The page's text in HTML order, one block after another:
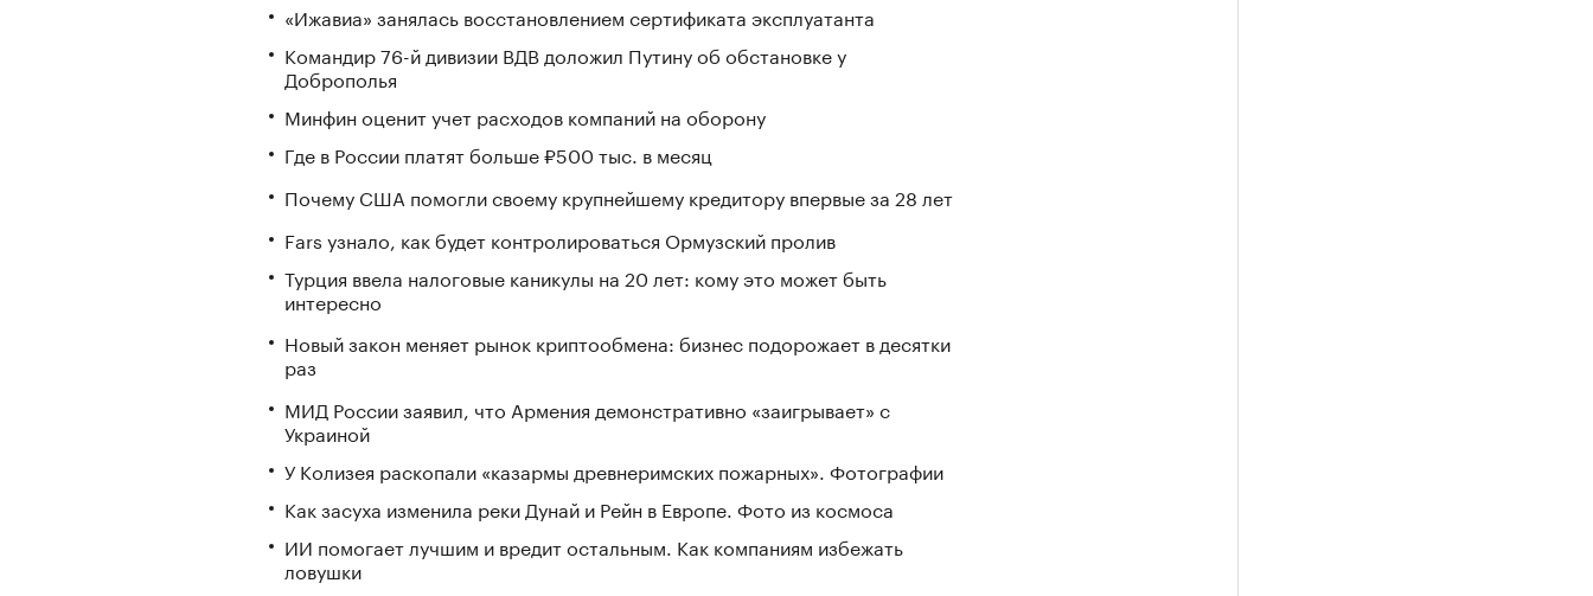
«Ижавиа» занялась восстановлением сертификата эксплуатанта
Командир 76-й дивизии ВДВ доложил Путину об обстановке у
Доброполья
Минфин оценит учет расходов компаний на оборону
Где в России платят больше ₽500 тыс. в месяц
Почему США помогли своему крупнейшему кредитору впервые за 28 лет
Fars узнало, как будет контролироваться Ормузский пролив
Турция ввела налоговые каникулы на 20 лет: кому это может быть
интересно
Новый закон меняет рынок криптообмена: бизнес подорожает в десятки
раз
МИД России заявил, что Армения демонстративно «заигрывает» с
Украиной
У Колизея раскопали «казармы древнеримских пожарных». Фотографии
Как засуха изменила реки Дунай и Рейн в Европе. Фото из космоса
ИИ помогает лучшим и вредит остальным. Как компаниям избежать
ловушки